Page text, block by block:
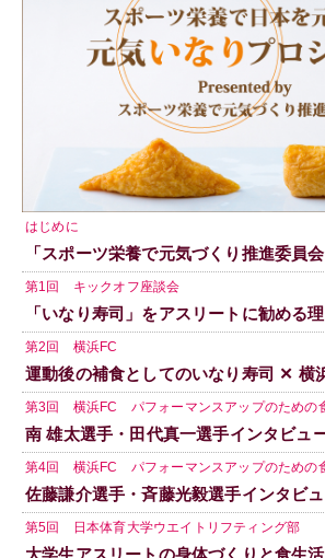
はじめに
「スポーツ栄養で元気づくり推進委員
第1回 キックオフ座談会
「いなり寿司」をアスリートに勧める
第2回 横浜FC
運動後の補食としてのいなり寿司 ✕ 横
第3回 横浜FC パフォーマンスアップのための
南 雄太選手・田代真一選手インタビュ
第4回 横浜FC パフォーマンスアップのための
佐藤謙介選手・斉藤光毅選手インタビ
第5回 日本体育大学ウエイトリフティング部
大学生アスリートの身体づくりと食生活